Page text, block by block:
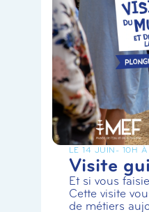
LE 14 JUIN - 10H À
Visite
Et si vous
Cette visite
de métiers